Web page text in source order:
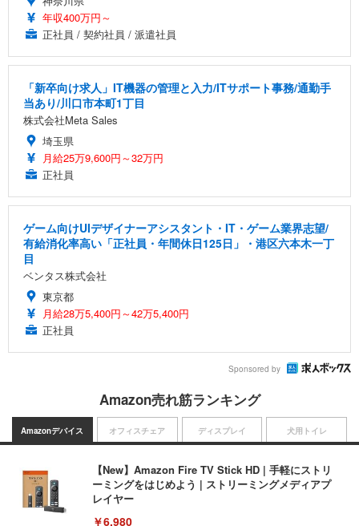
年収400万円～
正社員 / 契約社員 / 派遣社員
「新卒向け求人」IT機器の管理と入力/ITサポート事務/通勤手
当あり/川口市本町1丁目
株式会社Meta Sales
埼玉県
月給25万9,600円～32万円
正社員
ゲーム向けUIデザイナーアシスタント・IT・ゲーム業界志望/
有給消化率高い「正社員・年間休日125日」・港区六本木一丁
目
ベンタス株式会社
東京都
月給28万5,400円～42万5,400円
正社員
Sponsored by
Amazon売れ筋ランキング
Amazonデバイス
【New】Amazon Fire TV Stick HD | 手軽にストリ
ーミングをはじめよう | ストリーミングメディアプ
レイヤー
￥6,980
オフィスチェア ディスプレイ 犬用トイレ